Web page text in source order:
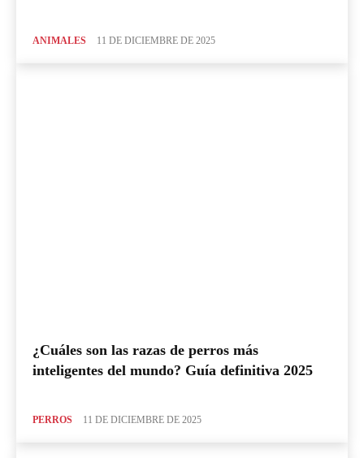
ANIMALES 11 DE DICIEMBRE DE 2025
¿Cuáles son las razas de perros más
inteligentes del mundo? Guía definitiva 2025
PERROS 11 DE DICIEMBRE DE 2025